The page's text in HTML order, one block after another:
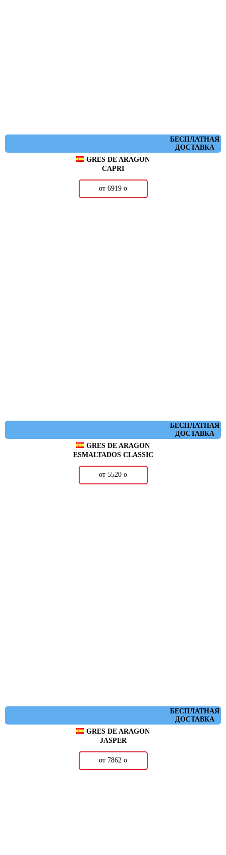
БЕСПЛАТНАЯ
ДОСТАВКА
GRES DE ARAGON
CAPRI
от 6919 о
БЕСПЛАТНАЯ
ДОСТАВКА
GRES DE ARAGON
ESMALTADOS CLASSIC
от 5520 о
БЕСПЛАТНАЯ
ДОСТАВКА
GRES DE ARAGON
JASPER
от 7862 о